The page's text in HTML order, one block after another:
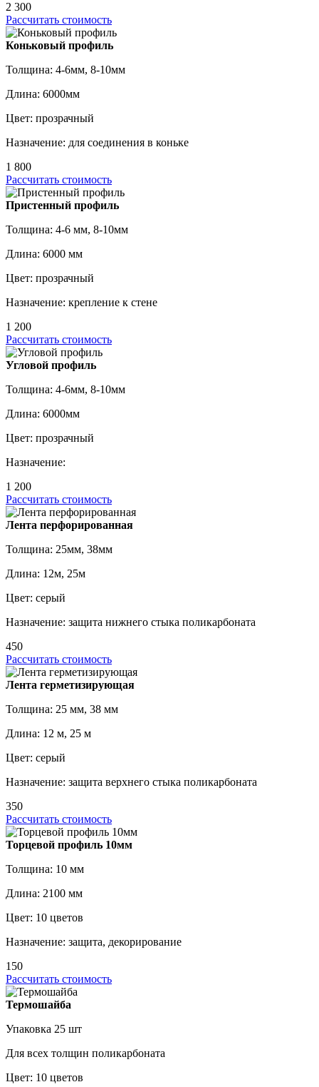
2 300
Рассчитать стоимость
Коньковый профиль
Толщина: 4-6мм, 8-10мм
Длина: 6000мм
Цвет: прозрачный
Назначение: для соединения в коньке
1 800
Рассчитать стоимость
Пристенный профиль
Толщина: 4-6 мм, 8-10мм
Длина: 6000 мм
Цвет: прозрачный
Назначение: крепление к стене
1 200
Рассчитать стоимость
Угловой профиль
Толщина: 4-6мм, 8-10мм
Длина: 6000мм
Цвет: прозрачный
Назначение:
1 200
Рассчитать стоимость
Лента перфорированная
Толщина: 25мм, 38мм
Длина: 12м, 25м
Цвет: серый
Назначение: защита нижнего стыка поликарбоната
450
Рассчитать стоимость
Лента герметизирующая
Толщина: 25 мм, 38 мм
Длина: 12 м, 25 м
Цвет: серый
Назначение: защита верхнего стыка поликарбоната
350
Рассчитать стоимость
Торцевой профиль 10мм
Толщина: 10 мм
Длина: 2100 мм
Цвет: 10 цветов
Назначение: защита, декорирование
150
Рассчитать стоимость
Термошайба
Упаковка 25 шт
Для всех толщин поликарбоната
Цвет: 10 цветов